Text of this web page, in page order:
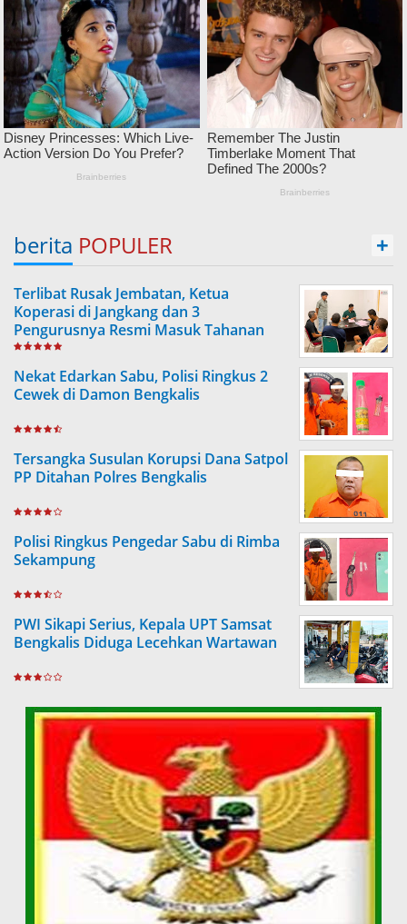
berita POPULER +
Terlibat Rusak Jembatan, Ketua
Koperasi di Jangkang dan 3
Pengurusnya Resmi Masuk Tahanan
Jaksa
Nekat Edarkan Sabu, Polisi Ringkus 2
Cewek di Damon Bengkalis
Tersangka Susulan Korupsi Dana Satpol
PP Ditahan Polres Bengkalis
Polisi Ringkus Pengedar Sabu di Rimba
Sekampung
PWI Sikapi Serius, Kepala UPT Samsat
Bengkalis Diduga Lecehkan Wartawan